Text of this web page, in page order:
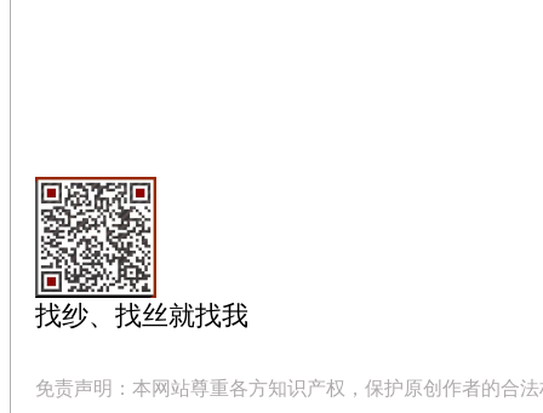
找纱、找丝就找我
免责声明：本网站尊重各方知识产权，保护原创作者的合